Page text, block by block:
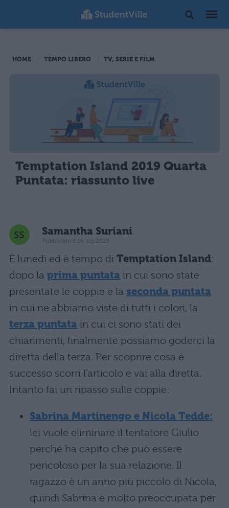
HOME TEMPO LIBERO TV, SERIE E FILM
Temptation Island 2019 Quarta
Puntata: riassunto live
Samantha Suriani
Pubblicato il 16 lug 2019
È lunedì ed è tempo di Temptation Island:
dopo la prima puntata in cui sono state
presentate le coppie e la seconda puntata
in cui ne abbiamo viste di tutti i colori, la
terza puntata in cui ci sono stati dei
chiarimenti, finalmente possiamo goderci la
diretta della terza. Per scoprire cosa è
successo scorri l’articolo e vai alla diretta.
Intanto fai un ripasso sulle coppie:
Sabrina Martinengo e Nicola Tedde:
lei vuole eliminare il tentatore Giulio
perché ha capito che può essere
pericoloso per la sua relazione. Il
ragazzo è un anno più piccolo di Nicola,
quindi Sabrina è molto preoccupata per